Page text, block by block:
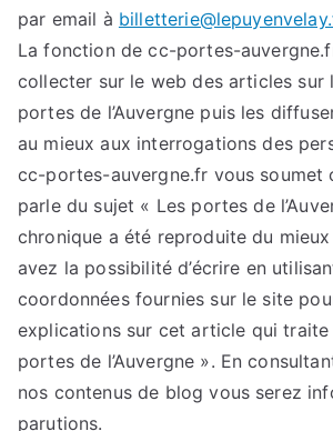
par email à
La fonction de cc-portes-
collecter sur le web des articles sur
portes de l’Auvergne puis les
au mieux aux interrogations des
cc-portes-auvergne.fr vous soumet
parle du sujet « Les portes de
chronique a été reproduite du
avez la possibilité d’écrire en
coordonnées fournies sur le site
explications sur cet article qui traite
portes de l’Auvergne ». En
nos contenus de blog vous serez
parutions.